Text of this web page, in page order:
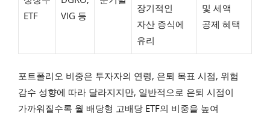
ETF
VIG 등
장기적인
자산 증식에
유리
및 세액
공제 혜택
포트폴리오 비중은 투자자의 연령, 은퇴 목표 시점, 위험
감수 성향에 따라 달라지지만, 일반적으로 은퇴 시점이
가까워질수록 월 배당형 고배당 ETF의 비중을 높여